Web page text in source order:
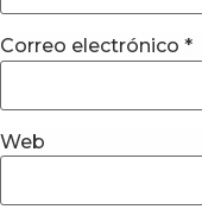
Correo electrónico *
Web